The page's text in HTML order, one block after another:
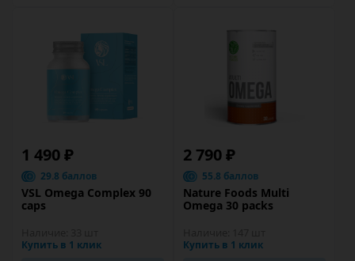
1 490 ₽
29.8 баллов
VSL Omega Complex 90
caps
Купить в 1 клик
2 790 ₽
55.8 баллов
Nature Foods Multi
Omega 30 packs
Купить в 1 клик